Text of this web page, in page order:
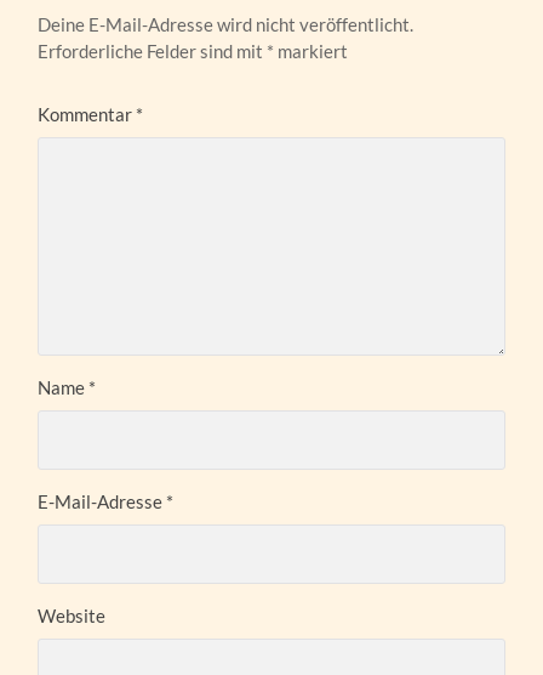
Deine E-Mail-Adresse wird nicht veröffentlicht.
Erforderliche Felder sind mit * markiert
Kommentar *
Name *
E-Mail-Adresse *
Website